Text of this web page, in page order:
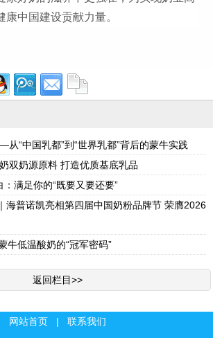
康中国建设贡献力量。
“中国乳都”到“世界乳都”背后的蒙牛实践
双奶源原料 打造优质基底乳品
满足你的“既要又要还要”
海普诺凯亮相第四届中国奶粉品牌节 荣膺2026
牛低温酸奶的“冠军密码”
返回栏目>>
网站首页 | 联系我们